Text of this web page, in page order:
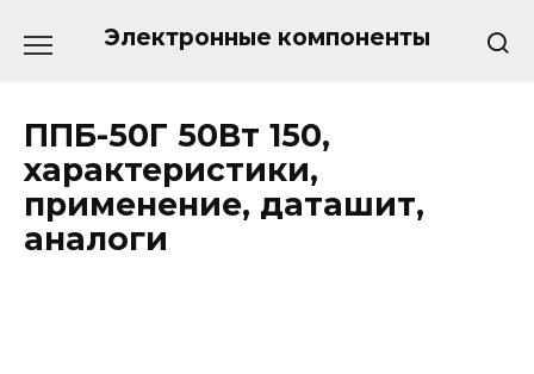
содержанию
Электронные компоненты
ППБ-50Г 50Вт 150,
характеристики,
применение, даташит,
аналоги